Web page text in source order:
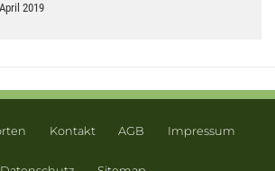
2019
Kontakt AGB Impressum